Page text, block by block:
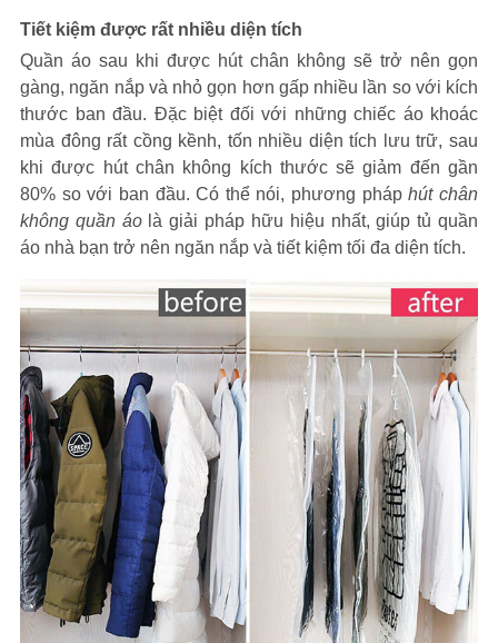
Tiết kiệm được rất nhiều diện tích
Quần áo sau khi được hút chân không sẽ trở nên gọn
gàng, ngăn nắp và nhỏ gọn hơn gấp nhiều lần so với kích
thước ban đầu. Đặc biệt đối với những chiếc áo khoác
mùa đông rất cồng kềnh, tốn nhiều diện tích lưu trữ, sau
khi được hút chân không kích thước sẽ giảm đến gần
80% so với ban đầu. Có thể nói, phương pháphút chân
không quần áolà giải pháp hữu hiệu nhất, giúp tủ quần
áo nhà bạn trở nên ngăn nắp và tiết kiệm tối đa diện tích.